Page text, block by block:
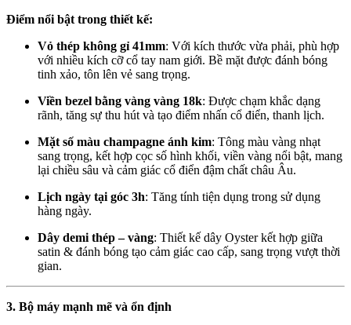
Điểm nổi bật trong thiết kế:
Vỏ thép không gỉ 41mm: Với kích thước vừa phải, phù hợp
với nhiều kích cỡ cổ tay nam giới. Bề mặt được đánh bóng
tinh xảo, tôn lên vẻ sang trọng.
Viền bezel bằng vàng vàng 18k: Được chạm khắc dạng
rãnh, tăng sự thu hút và tạo điểm nhấn cổ điển, thanh lịch.
Mặt số màu champagne ánh kim: Tông màu vàng nhạt
sang trọng, kết hợp cọc số hình khối, viền vàng nổi bật, mang
lại chiều sâu và cảm giác cổ điển đậm chất châu Âu.
Lịch ngày tại góc 3h: Tăng tính tiện dụng trong sử dụng
hàng ngày.
Dây demi thép – vàng: Thiết kế dây Oyster kết hợp giữa
satin & đánh bóng tạo cảm giác cao cấp, sang trọng vượt thời
gian.
3. Bộ máy mạnh mẽ và ổn định